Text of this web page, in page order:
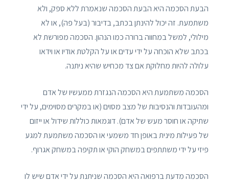
הבעת הסכמה היא הבעת הסכמה שנאמרת ללא ספק, ולא
משתמעת. זה יכול להינתן בכתב, בדיבור (בעל פה), או לא
מילולי, למשל במחווה ברורה כמו הנהון. הסכמה מפורשת לא
בכתב שלא הוכחה על ידי עדים או על הקלטת אודיו או וידאו
עלולה להיות מחלוקת אם צד מכחיש שהיא ניתנה.
הסכמה משתמעת היא הסכמה הנגזרת ממעשיו של אדם
ומהעובדות והנסיבות של מצב מסוים (או במקרים מסוימים, על ידי
שתיקה או חוסר מעש של אדם). דוגמאות כוללות שידול או ייזום
של פעילות מינית באופן חד משמעי או הסכמה משתמעת למגע
פיזי על ידי משתתפים במשחק הוקי או תקיפה במשחק אגרוף.
הסכמה מדעת ברפואה היא הסכמה שניתנת על ידי אדם שיש לו